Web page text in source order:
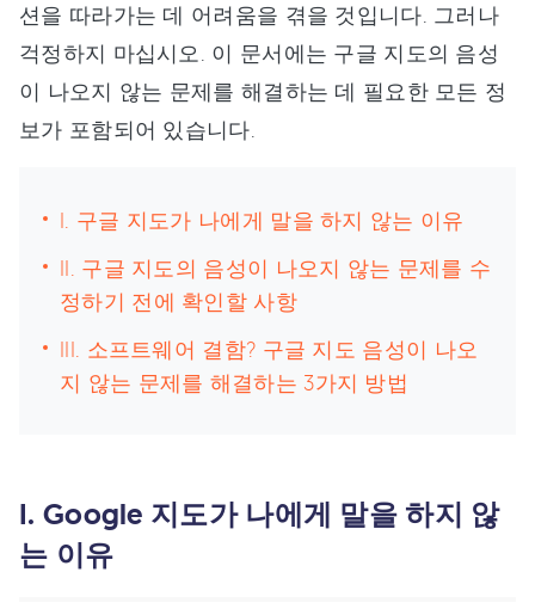
션을 따라가는 데 어려움을 겪을 것입니다. 그러나
걱정하지 마십시오. 이 문서에는 구글 지도의 음성
이 나오지 않는 문제를 해결하는 데 필요한 모든 정
보가 포함되어 있습니다.
I. 구글 지도가 나에게 말을 하지 않는 이유
II. 구글 지도의 음성이 나오지 않는 문제를 수
정하기 전에 확인할 사항
III. 소프트웨어 결함? 구글 지도 음성이 나오
지 않는 문제를 해결하는 3가지 방법
I. Google 지도가 나에게 말을 하지 않
는 이유